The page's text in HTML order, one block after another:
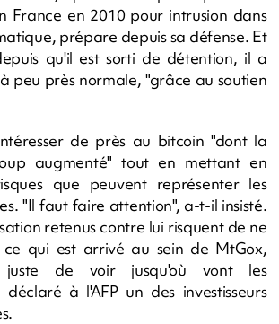
France en 2010 pour intrusion dans
prépare depuis sa défense. Et
qu'il est sorti de détention, il a
peu près normale, "grâce au soutien
de près au bitcoin "dont la
augmenté" tout en mettant en
que peuvent représenter les
"Il faut faire attention", a-t-il insisté.
retenus contre lui risquent de ne
qui est arrivé au sein de MtGox,
de voir jusqu'où vont les
déclaré à l'AFP un des investisseurs